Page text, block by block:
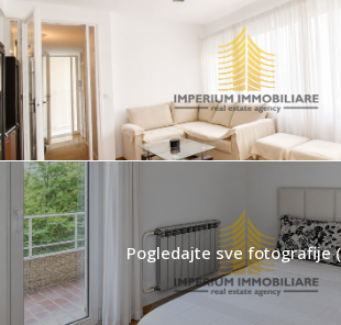
Pogledajte sve fotografije